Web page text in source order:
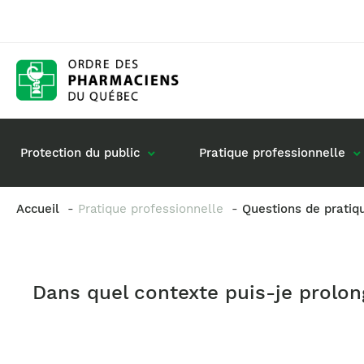
Protection du public Pratique professionnelle
Exercice en société
Accueil Pratique professionnelle Questions de
Dans quel contexte puis-je